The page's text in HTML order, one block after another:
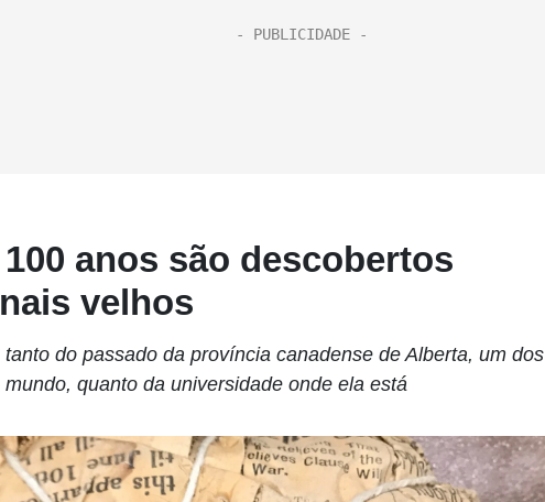
anos são descobertos
velhos
do passado da província canadense de Alberta, um dos
quanto da universidade onde ela está